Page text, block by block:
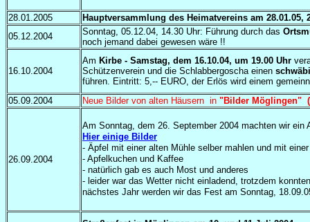
28.01.2005
Hauptversammlung des Heimatvereins am
05.12.2004
Sonntag, 05.12.04, 14.30 Uhr: Führung durch das
noch jemand dabei gewesen wäre !!
16.10.2004
Am Kirbe - Samstag, dem 16.10.04, um 19.00 Uhr
Schützenverein und die Schlabbergoscha einen
führen. Eintritt: 5,-- EURO, der Erlös wird einem
05.09.2004
Neue Bilder von alten Häusern in "Bilder Möglingen"
26.09.2004
Am Sonntag, dem 26. September 2004 machten wir
Hier einige Bilder
- Äpfel mit einer alten Mühle selber mahlen und mit
- Apfelkuchen und Kaffee
- natürlich gab es auch Most und anderes
- leider war das Wetter nicht einladend, trotzdem
nächstes Jahr werden wir das Fest am Sonntag,